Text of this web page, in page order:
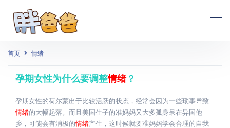
首页 情绪
孕期女性为什么要调整情绪？
孕期女性的荷尔蒙出于比较活跃的状态，经常会因为一些琐事导致
情绪的大幅起落。而且美国生子的准妈妈又大多孤身呆在异国他
乡，可能会有消极的情绪产生，这时候就要准妈妈学会合理的自我